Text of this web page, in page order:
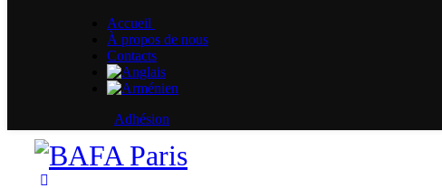
Accueil
À propos de nous
Contacts
Adhésion